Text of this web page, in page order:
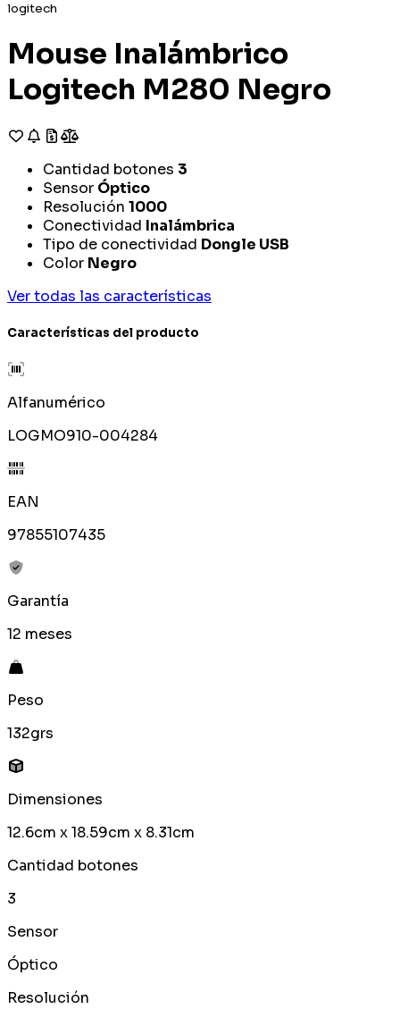
logitech
Mouse Inalámbrico
Logitech M280 Negro
Cantidad botones 3
Sensor Óptico
Resolución 1000
Conectividad Inalámbrica
Tipo de conectividad Dongle USB
Color Negro
Ver todas las características
Características del producto
Alfanumérico
LOGMO910-004284
EAN
97855107435
Garantía
12 meses
Peso
132grs
Dimensiones
12.6cm x 18.59cm x 8.31cm
Cantidad botones
3
Sensor
Óptico
Resolución